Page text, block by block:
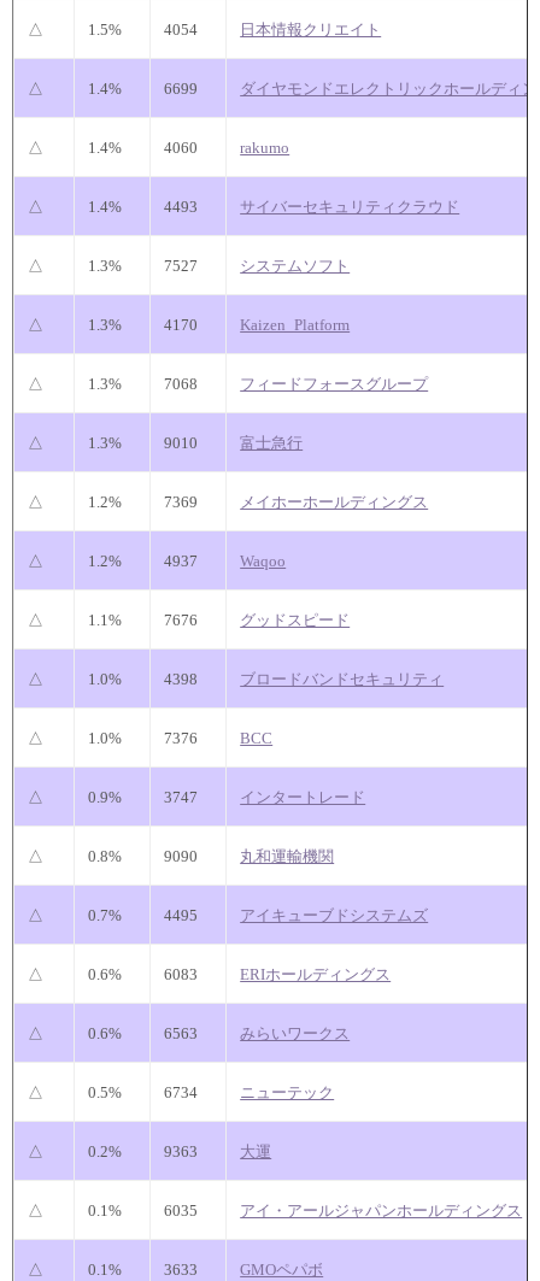
△ 1.5% 4054 日本情報クリエイト
△ 1.4% 6699 ダイヤモンドエレクトリックホールディ
△ 1.4% 4060 rakumo
△ 1.4% 4493 サイバーセキュリティクラウド
△ 1.3% 7527 システムソフト
△ 1.3% 4170 Kaizen_Platform
△ 1.3% 7068 フィードフォースグループ
△ 1.3% 9010 富士急行
△ 1.2% 7369 メイホーホールディングス
△ 1.2% 4937 Waqoo
△ 1.1% 7676 グッドスピード
△ 1.0% 4398 ブロードバンドセキュリティ
△ 1.0% 7376 BCC
△ 0.9% 3747 インタートレード
△ 0.8% 9090 丸和運輸機関
△ 0.7% 4495 アイキューブドシステムズ
△ 0.6% 6083 ERIホールディングス
△ 0.6% 6563 みらいワークス
△ 0.5% 6734 ニューテック
△ 0.2% 9363 大運
△ 0.1% 6035 アイ・アールジャパンホールディングス
△ 0.1% 3633 GMOペパボ